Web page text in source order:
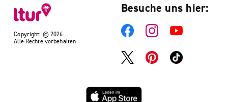
Copyright: © 2026
Alle Rechte vorbehalten
Besuche uns hier: